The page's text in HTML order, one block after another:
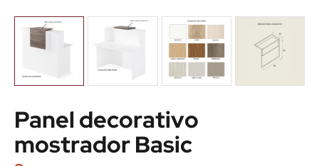
Panel decorativo
mostrador Basic